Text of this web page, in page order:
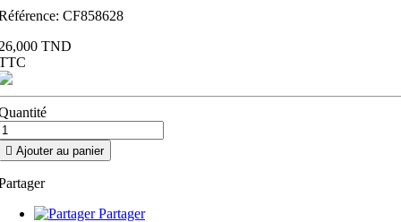
CF858628
TND
 Ajouter au panier
Partager